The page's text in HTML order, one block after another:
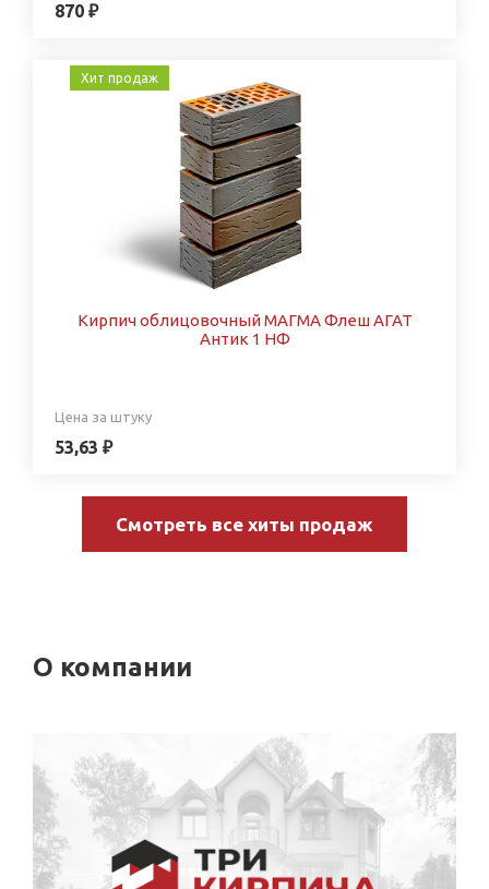
870 ₽
Хит продаж
Кирпич облицовочный МАГМА Флеш АГАТ
Антик 1 НФ
Цена за штуку
53,63 ₽
Смотреть все хиты продаж
О компании